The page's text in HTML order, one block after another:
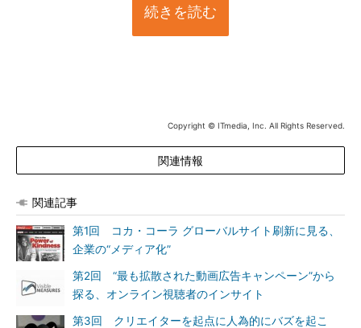
続きを読む
Copyright © ITmedia, Inc. All Rights Reserved.
関連情報
関連記事
第1回 コカ・コーラ グローバルサイト刷新に見る、
企業の“メディア化”
第2回 “最も拡散された動画広告キャンペーン”から
探る、オンライン視聴者のインサイト
第3回 クリエイターを起点に人為的にバズを起こ